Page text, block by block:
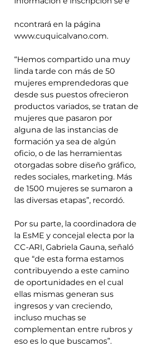
ncontrará en la página
www.cuquicalvano.com.
“Hemos compartido una muy
linda tarde con más de 50
mujeres emprendedoras que
desde sus puestos ofrecieron
productos variados, se tratan de
mujeres que pasaron por
alguna de las instancias de
formación ya sea de algún
oficio, o de las herramientas
otorgadas sobre diseño gráfico,
redes sociales, marketing. Más
de 1500 mujeres se sumaron a
las diversas etapas”, recordó.
Por su parte, la coordinadora de
la EsME y concejal electa por la
CC-ARI, Gabriela Gauna, señaló
que “de esta forma estamos
contribuyendo a este camino
de oportunidades en el cual
ellas mismas generan sus
ingresos y van creciendo,
incluso muchas se
complementan entre rubros y
eso es lo que buscamos”.